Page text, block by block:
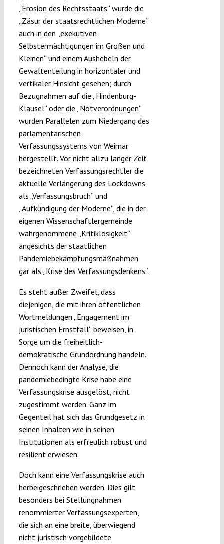
„Erosion des Rechtsstaats“ wurde die
„Zäsur der staatsrechtlichen Moderne“
auch in den „exekutiven
Selbstermächtigungen im Großen und
Kleinen“ und einem Aushebeln der
Gewaltenteilung in horizontaler und
vertikaler Hinsicht gesehen; durch
Bezugnahmen auf die „Hindenburg-
Klausel“ oder die „Notverordnungen“
wurden Parallelen zum Niedergang des
parlamentarischen
Verfassungssystems von Weimar
hergestellt. Vor nicht allzu langer Zeit
bezeichneten Verfassungsrechtler die
aktuelle Verlängerung des Lockdowns
als „Verfassungsbruch“ und
„Aufkündigung der Moderne“, die in der
eigenen Wissenschaftlergemeinde
wahrgenommene „Kritiklosigkeit“
angesichts der staatlichen
Pandemiebekämpfungsmaßnahmen
gar als „Krise des Verfassungsdenkens“.
Es steht außer Zweifel, dass
diejenigen, die mit ihren öffentlichen
Wortmeldungen „Engagement im
juristischen Ernstfall“ beweisen, in
Sorge um die freiheitlich-
demokratische Grundordnung handeln.
Dennoch kann der Analyse, die
pandemiebedingte Krise habe eine
Verfassungskrise ausgelöst, nicht
zugestimmt werden. Ganz im
Gegenteil hat sich das Grundgesetz in
seinen Inhalten wie in seinen
Institutionen als erfreulich robust und
resilient erwiesen.
Doch kann eine Verfassungskrise auch
herbeigeschrieben werden. Dies gilt
besonders bei Stellungnahmen
renommierter Verfassungsexperten,
die sich an eine breite, überwiegend
nicht juristisch vorgebildete